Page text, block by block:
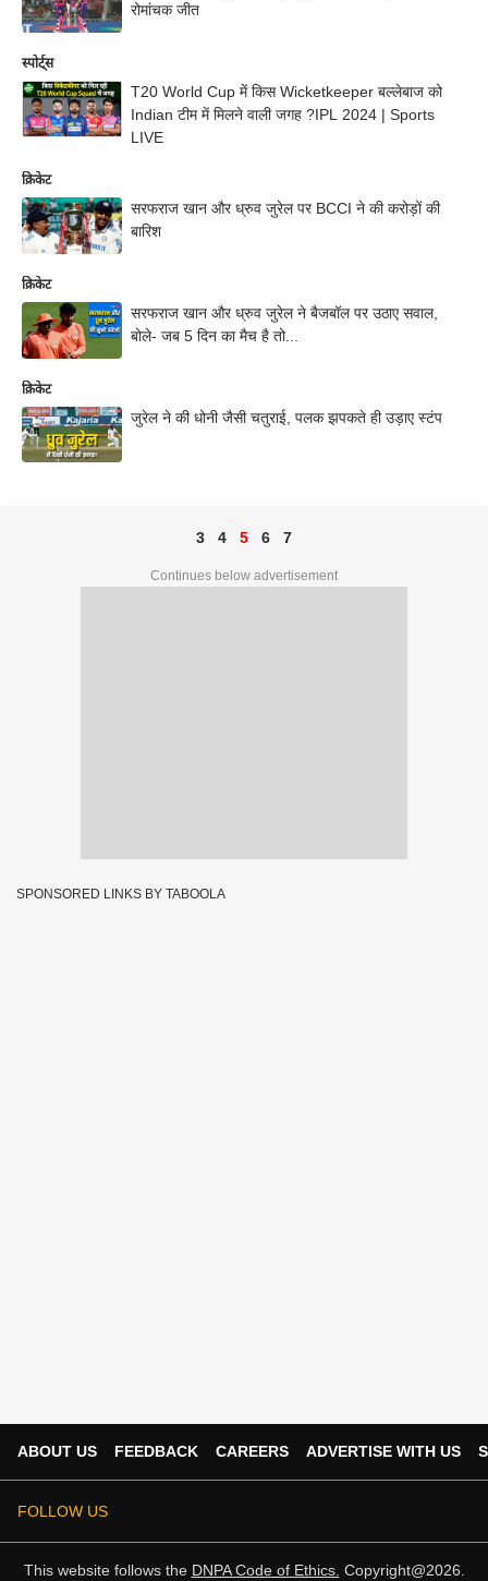
रोमांचक जीत
स्पोर्ट्स
T20 World Cup में किस Wicketkeeper बल्लेबाज को
Indian टीम में मिलने वाली जगह ?IPL 2024 | Sports
LIVE
क्रिकेट
सरफराज खान और ध्रुव जुरेल पर BCCI ने की करोड़ों की
बारिश
क्रिकेट
सरफराज खान और ध्रुव जुरेल ने बैजबॉल पर उठाए सवाल,
बोले- जब 5 दिन का मैच है तो...
क्रिकेट
जुरेल ने की धोनी जैसी चतुराई, पलक झपकते ही उड़ाए स्टंप
3 4 5 6 7
Continues below advertisement
SPONSORED LINKS BY TABOOLA
ABOUT US FEEDBACK CAREERS ADVERTISE WITH US
FOLLOW US
This website follows the DNPA Code of Ethics. Copyright@2026.